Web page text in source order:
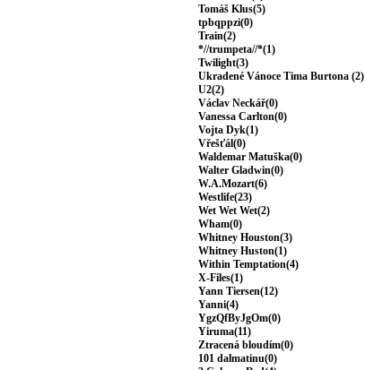
Tomáš Klus(5)
tpbqppzi(0)
Train(2)
*//trumpeta//*(1)
Twilight(3)
Ukradené Vánoce Tima Burtona (2)
U2(2)
Václav Neckář(0)
Vanessa Carlton(0)
Vojta Dyk(1)
Vřešťál(0)
Waldemar Matuška(0)
Walter Gladwin(0)
W.A.Mozart(6)
Westlife(23)
Wet Wet Wet(2)
Wham(0)
Whitney Houston(3)
Whitney Huston(1)
Within Temptation(4)
X-Files(1)
Yann Tiersen(12)
Yanni(4)
YgzQfByJgOm(0)
Yiruma(11)
Ztracená bloudím(0)
101 dalmatinu(0)